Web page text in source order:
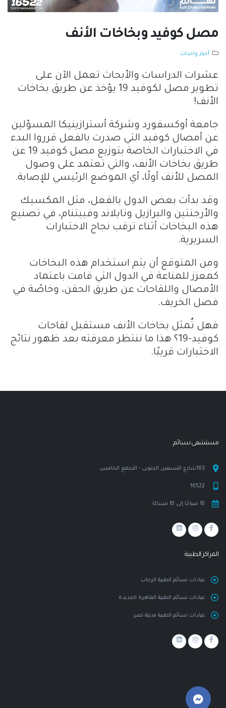
مصل كوفيد وبخاخات الأنف
أخبار واحداث
عشرات الدراسات والأبحاث تعمل الآن على
تطوير مصل لكوفيد 19 يؤخذ عن طريق بخاخات
الأنف!
جامعة أوكسفورد وشركة أسترازينيكا المسؤلين
عن أمصال كوفيد التي صدرت بالفعل قرروا البدء
في الاختبارات الخاصة بتوزيع مصل كوفيد 19 عن
طريق بخاخات الأنف، والتي تعتمد على وصول
المصل للأنف أولًا، أي الموضع الرئيسي للإصابة.
وقد بدأت بعض الدول بالفعل، مثل المكسيك
والأرجنتين والبرازيل وتايلاند وفييتنام، في تصنيع
هذه البخاخات أثناء ترقب نجاح الاختبارات
السريرية.
ومن المتوقع أن يتم استخدام هذه البخاخات
كمعزز للمناعة في الدول التي قامت باعتماد
الأمصال واللقاحات عن طريق الحقن، وخاصًة في
فصل الخريف.
فهل تُمثل بخاخات الأنف مستقبل لقاحات
كوفيد-19؟ هذا ما ننتظر معرفته بعد ظهور نتائج
الاختبارات قريبًا.
مستشفى نسـائم
163شارع التسعين الجنوبى - التجمع الخامس
16522
10 صباحًا إلى 10 مساءًا
المراكز الطبية
عيادات نسائم الطبية الرحاب
عيادات نسائم الطبية القاهرة الجديدة
عيادات نسائم الطبية مدينة نصر